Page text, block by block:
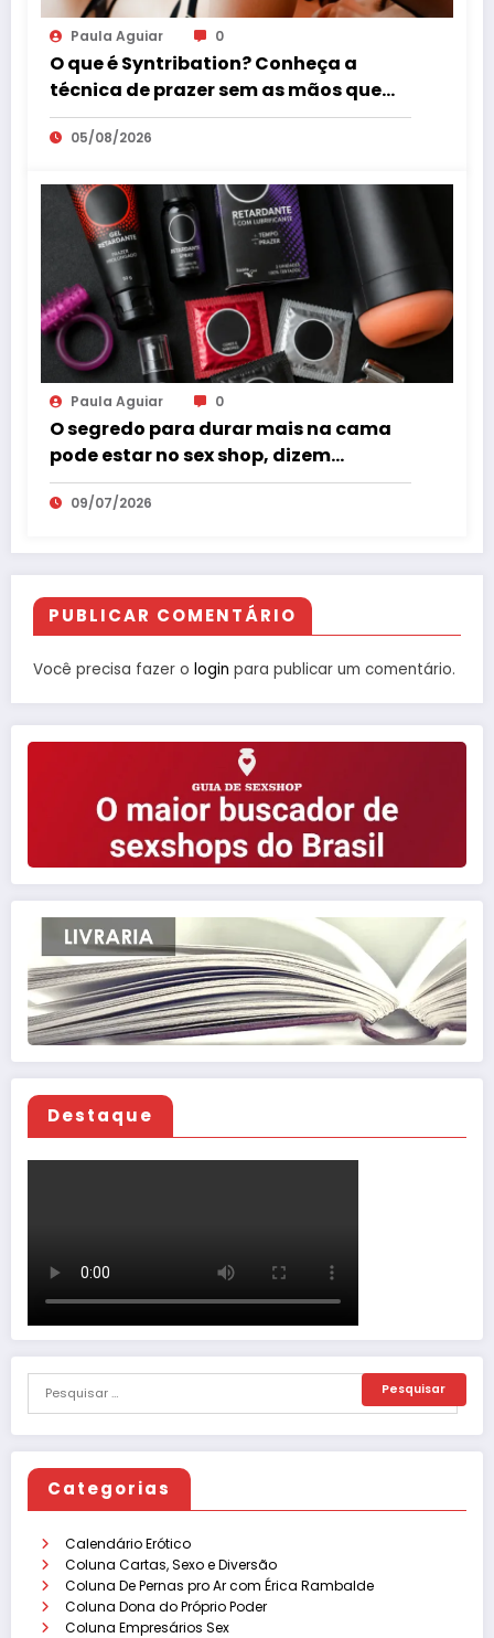
Paula Aguiar 0
O que é Syntribation? Conheça a
técnica de prazer sem as mãos que
virou tendência mundial
05/08/2026
Paula Aguiar 0
O segredo para durar mais na cama
pode estar no sex shop, dizem
especialistas em saúde sexual
09/07/2026
PUBLICAR COMENTÁRIO
Você precisa fazer o login para publicar um comentário.
Destaque
Categorias
Calendário Erótico
Coluna Cartas, Sexo e Diversão
Coluna De Pernas pro Ar com Érica Rambalde
Coluna Dona do Próprio Poder
Coluna Empresários Sex